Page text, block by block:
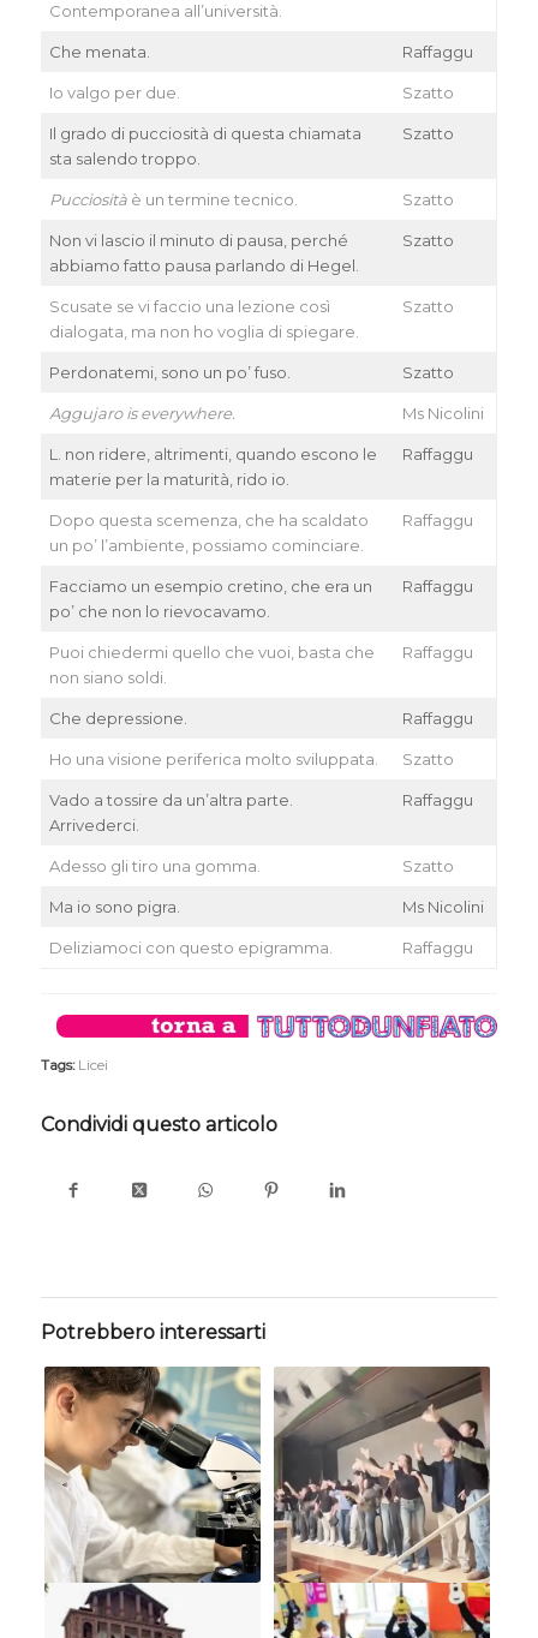
Contemporanea all’università.
Che menata. Raffaggu
Io valgo per due. Szatto
Il grado di pucciosità di questa chiamata
sta salendo troppo.
Szatto
Pucciosità è un termine tecnico. Szatto
Non vi lascio il minuto di pausa, perché
abbiamo fatto pausa parlando di Hegel.
Szatto
Scusate se vi faccio una lezione così
dialogata, ma non ho voglia di spiegare.
Szatto
Perdonatemi, sono un po’ fuso. Szatto
Aggujaro is everywhere. Ms Nicolini
L. non ridere, altrimenti, quando escono le
materie per la maturità, rido io.
Raffaggu
Dopo questa scemenza, che ha scaldato
un po’ l’ambiente, possiamo cominciare.
Raffaggu
Facciamo un esempio cretino, che era un
po’ che non lo rievocavamo.
Raffaggu
Puoi chiedermi quello che vuoi, basta che
non siano soldi.
Raffaggu
Che depressione. Raffaggu
Ho una visione periferica molto sviluppata. Szatto
Vado a tossire da un’altra parte.
Arrivederci.
Raffaggu
Adesso gli tiro una gomma. Szatto
Ma io sono pigra. Ms Nicolini
Deliziamoci con questo epigramma. Raffaggu
Tags: Licei
Condividi questo articolo
Potrebbero interessarti